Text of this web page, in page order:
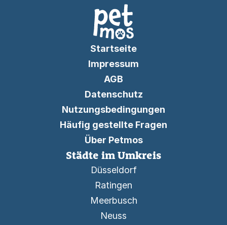
Startseite
Impressum
AGB
Datenschutz
Nutzungsbedingungen
Häufig gestellte Fragen
Über Petmos
Städte im Umkreis
Düsseldorf
Ratingen
Meerbusch
Neuss